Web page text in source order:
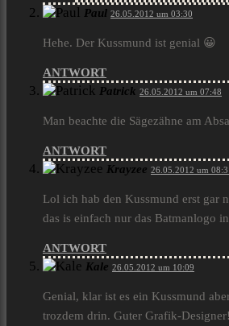
Paul 26.05.2012 um 03:30
Hehe. Der Kussmund ist genial 😀
ANTWORT
Patrick 26.05.2012 um 07:48
Man beachte die Sägezähne am
ANTWORT
Krayzee 26.05.2012 um
Lol ich hab den Kussmund erst gar
das is einfach nur das Batmanlogo
ANTWORT
Kale 26.05.2012 um 10:09
Genial, klar ist es ein Kussmund
trozdem drin. Guter Grafik-Designer!